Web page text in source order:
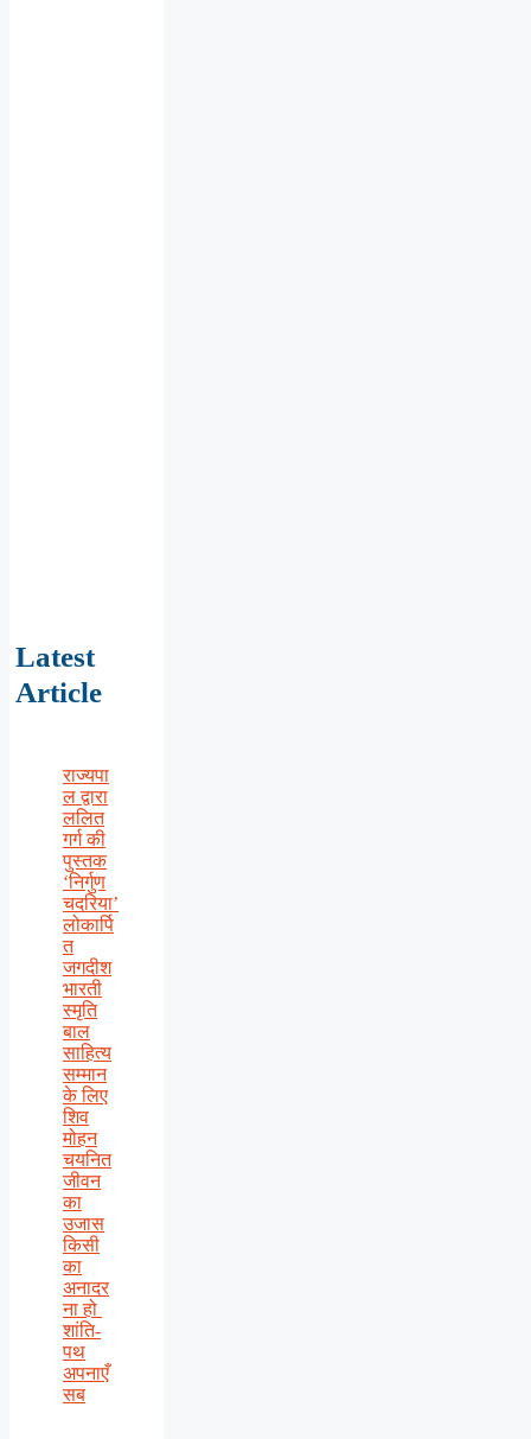
Latest
Article
राज्यपा
ल द्वारा
ललित
गर्ग की
पुस्तक
‘निर्गुण
चदरिया’
लोकार्पि
त
जगदीश
भारती
स्मृति
बाल
साहित्य
सम्मान
के लिए
शिव
मोहन
चयनित
जीवन
का
उजास
किसी
का
अनादर
ना हो
शांति-
पथ
अपनाएँ
सब